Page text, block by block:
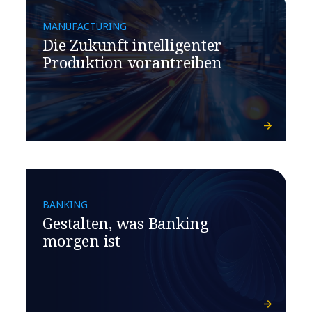
MANUFACTURING
Die Zukunft intelligenter
Produktion vorantreiben
BANKING
Gestalten, was Banking
morgen ist